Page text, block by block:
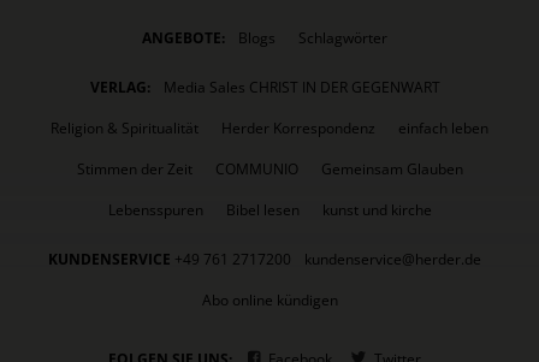
ANGEBOTE: Blogs Schlagwörter
VERLAG:
Media Sales CHRIST IN DER GEGENWART
Religion & Spiritualität
Herder Korrespondenz
einfach leben
Stimmen der Zeit
COMMUNIO
Gemeinsam Glauben
Lebensspuren
Bibel lesen kunst und kirche
KUNDENSERVICE +49 761 2717200
kundenservice@herder.de
Abo online kündigen